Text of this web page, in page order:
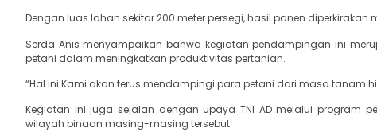
Dengan luas lahan sekitar 200 meter persegi, hasil panen
Serda Anis menyampaikan bahwa kegiatan pendampingan ini
petani dalam meningkatkan produktivitas pertanian.
“Hal ini Kami akan terus mendampingi para petani dari masa tanam
Kegiatan ini juga sejalan dengan upaya TNI AD melalui program
wilayah binaan masing-masing tersebut.